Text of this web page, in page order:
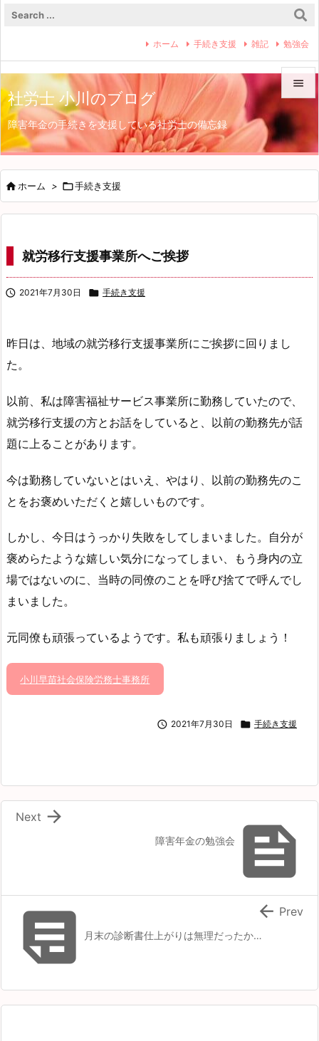
社労士 小川のブログ
障害年金の手続きを支援している社労士の備忘録


メニュ

前へ
ホーム 手続き支援 雑記 勉強会
ホーム > 手続き支援
就労移行支援事業所へご挨拶
 2021年7月30日  手続き支援
昨日は、地域の就労移行支援事業所にご挨拶に回りまし
た。
以前、私は障害福祉サービス事業所に勤務していたので、
就労移行支援の方とお話をしていると、以前の勤務先が話
題に上ることがあります。
今は勤務していないとはいえ、やはり、以前の勤務先のこ
とをお褒めいただくと嬉しいものです。
しかし、今日はうっかり失敗をしてしまいました。自分が
褒めらたような嬉しい気分になってしまい、もう身内の立
場ではないのに、当時の同僚のことを呼び捨てで呼んでし
まいました。
元同僚も頑張っているようです。私も頑張りましょう！
小川早苗社会保険労務士事務所
 2021年7月30日  手続き支援

障害年金の勉強会

Next
月末の診断書仕上がりは無理だったか…
 Prev